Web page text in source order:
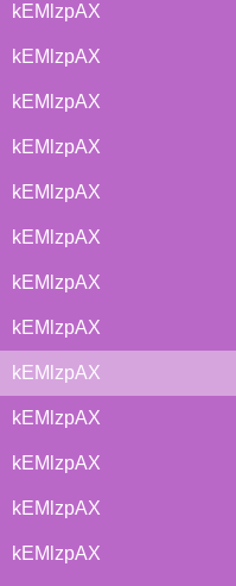
kEMlzpAX
kEMlzpAX
kEMlzpAX
kEMlzpAX
kEMlzpAX
kEMlzpAX
kEMlzpAX
kEMlzpAX
kEMlzpAX
kEMlzpAX
kEMlzpAX
kEMlzpAX
kEMlzpAX